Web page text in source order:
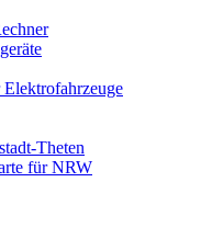
Theten
für NRW